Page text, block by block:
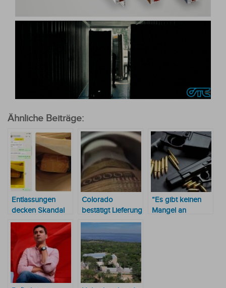
Ähnliche Beiträge:
Entlassungen
decken Skandal
um zwei
Umschläge mit
jeweils 100.000
US-Dollar in
Mburuvicha Róga
auf
Colorado
bestätigt Lieferung
von
Thermosbechern
mit Geld in
Mburuvicha Róga
“Es gibt keinen
Mangel an